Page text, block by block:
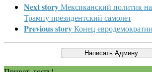
Next storyМексиканский политик
Трампу президентский самолет
Previous storyКонец евродемократии